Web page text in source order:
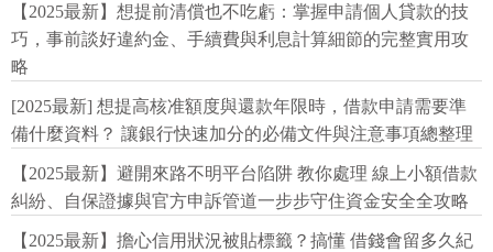
【2025最新】想提前清償也不吃虧：掌握申請個人貸款的技
巧，事前談好違約金、手續費與利息計算細節的完整實用攻
略
[2025最新] 想提高核准額度與還款年限時，借款申請需要準
備什麼資料？ 讓銀行快速加分的必備文件與注意事項總整理
【2025最新】避開來路不明平台陷阱 教你處理 線上小額借款
糾紛、自保證據與官方申訴管道一步步守住資金安全全攻略
【2025最新】擔心信用狀況被貼標籤？搞懂 借錢會留多久紀